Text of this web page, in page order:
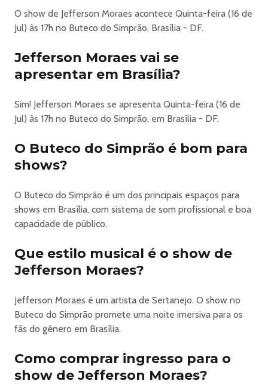
O show de Jefferson Moraes acontece Quinta-feira (16 de
Jul) às 17h no Buteco do Simprão, Brasília - DF.
Jefferson Moraes vai se
apresentar em Brasília?
Sim! Jefferson Moraes se apresenta Quinta-feira (16 de
Jul) às 17h no Buteco do Simprão, em Brasília - DF.
O Buteco do Simprão é bom para
shows?
O Buteco do Simprão é um dos principais espaços para
shows em Brasília, com sistema de som profissional e boa
capacidade de público.
Que estilo musical é o show de
Jefferson Moraes?
Jefferson Moraes é um artista de Sertanejo. O show no
Buteco do Simprão promete uma noite imersiva para os
fãs do gênero em Brasília.
Como comprar ingresso para o
show de Jefferson Moraes?